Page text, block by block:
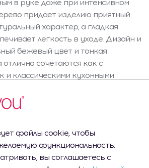
в руке даже при интенсивном
придает изделию приятный
характер, а гладкая
легкость в уходе. Дизайн и
бежевый цвет и тонкая
сочетаются как с
и классическими кухонными
подчеркивают высокое качество
из бежевого пластика и
практичным и эстетичным
и комплектация: в
овощечистка размером 20 см x 3,5
файлы cookie, чтобы
функциональность.
вы соглашаетесь с